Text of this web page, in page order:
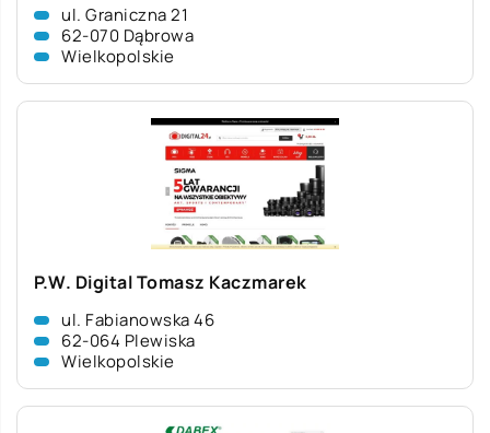
ul. Graniczna 21
62-070 Dąbrowa
Wielkopolskie
P.W. Digital Tomasz Kaczmarek
ul. Fabianowska 46
62-064 Plewiska
Wielkopolskie